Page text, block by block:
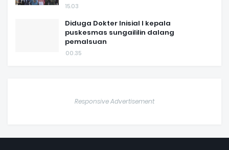
15.03
Diduga Dokter Inisial I kepala
puskesmas sungaililin dalang
pemalsuan
00.35
Responsive Advertisement